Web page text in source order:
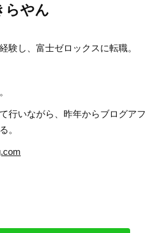
らやん
験し、富士ゼロックスに転職。
行いながら、昨年からブログアフ
。